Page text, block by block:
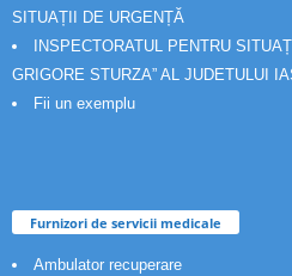
SITUAȚII DE URGENȚĂ
INSPECTORATUL PENTRU
GRIGORE STURZA” AL JUDETULUI
Fii un exemplu
Furnizori de servicii medicale
Ambulator recuperare